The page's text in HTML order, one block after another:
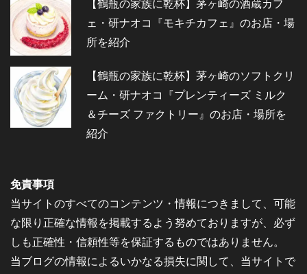
【鶴瓶の家族に乾杯】茅ヶ崎の酒蔵カフ
ェ・研ナオコ『モキチカフェ』のお店・場
所を紹介
【鶴瓶の家族に乾杯】茅ヶ崎のソフトクリ
ーム・研ナオコ『プレンティーズ ミルク
＆チーズ ファクトリー』のお店・場所を
紹介
免責事項
当サイトのすべてのコンテンツ・情報につきまして、可能
な限り正確な情報を掲載するよう努めておりますが、必ず
しも正確性・信頼性等を保証するものではありません。
当ブログの情報によるいかなる損失に関して、当サイトで